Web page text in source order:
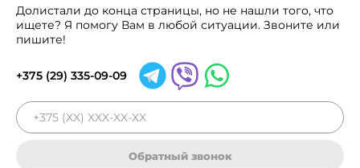
Долистали до конца страницы, но не нашли того, что
ищете? Я помогу Вам в любой ситуации. Звоните или
пишите!
+375 (29) 335-09-09
Обратный звонок